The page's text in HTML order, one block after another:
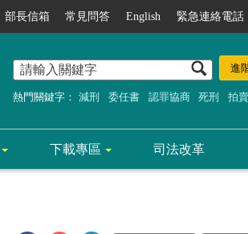
部長信箱 常見問答 English 緊急連絡電話
熱門關鍵字： 減刑 委任書 認罪協商 死刑 拍賣
下載專區 司法改革